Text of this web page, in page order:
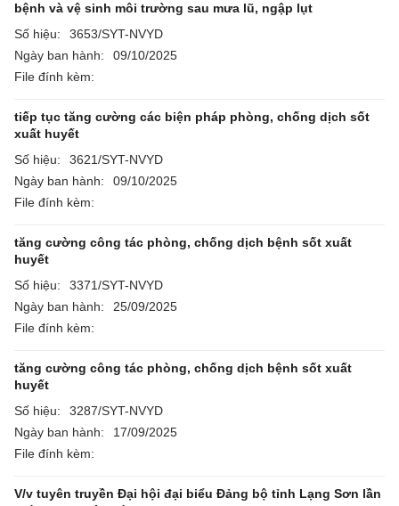
bệnh và vệ sinh môi trường sau mưa lũ, ngập lụt
Số hiệu:
3653/SYT-NVYD
Ngày ban hành:
09/10/2025
File đính kèm:
tiếp tục tăng cường các biện pháp phòng, chống dịch sốt
xuất huyết
Số hiệu:
3621/SYT-NVYD
Ngày ban hành:
09/10/2025
File đính kèm:
tăng cường công tác phòng, chống dịch bệnh sốt xuất
huyết
Số hiệu:
3371/SYT-NVYD
Ngày ban hành:
25/09/2025
File đính kèm:
tăng cường công tác phòng, chống dịch bệnh sốt xuất
huyết
Số hiệu:
3287/SYT-NVYD
Ngày ban hành:
17/09/2025
File đính kèm:
V/v tuyên truyền Đại hội đại biểu Đảng bộ tỉnh Lạng Sơn lần